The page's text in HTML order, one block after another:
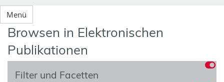
Menü
Browsen in Elektronischen
Publikationen
Filter und Facetten